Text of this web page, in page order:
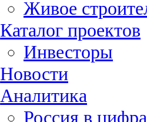
Живое
Каталог проектов
Инвесторы
Новости
Аналитика
Россия в